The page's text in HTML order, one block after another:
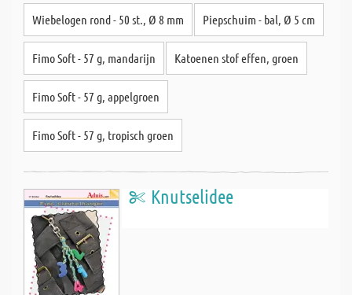
Wiebelogen rond - 50 st., Ø 8 mm Piepschuim - bal, Ø 5 cm
Fimo Soft - 57 g, mandarijn Katoenen stof effen, groen
Fimo Soft - 57 g, appelgroen
Fimo Soft - 57 g, tropisch groen
Knutselidee